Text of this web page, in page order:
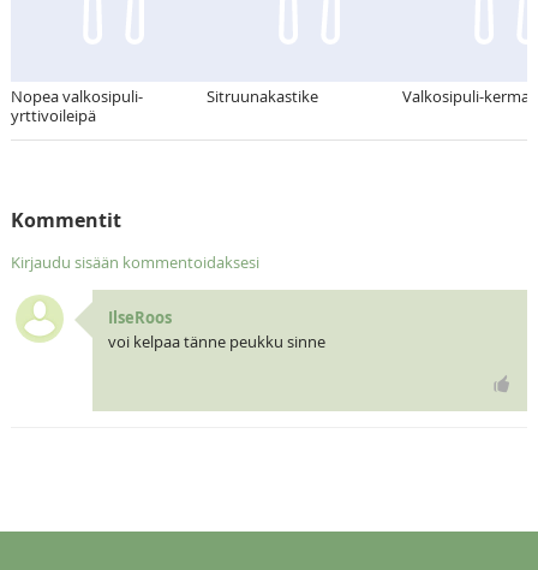
Nopea valkosipuli-
yrttivoileipä
Sitruunakastike Valkosipuli-
Kommentit
Kirjaudu sisään kommentoidaksesi
IlseRoos
voi kelpaa tänne peukku sinne